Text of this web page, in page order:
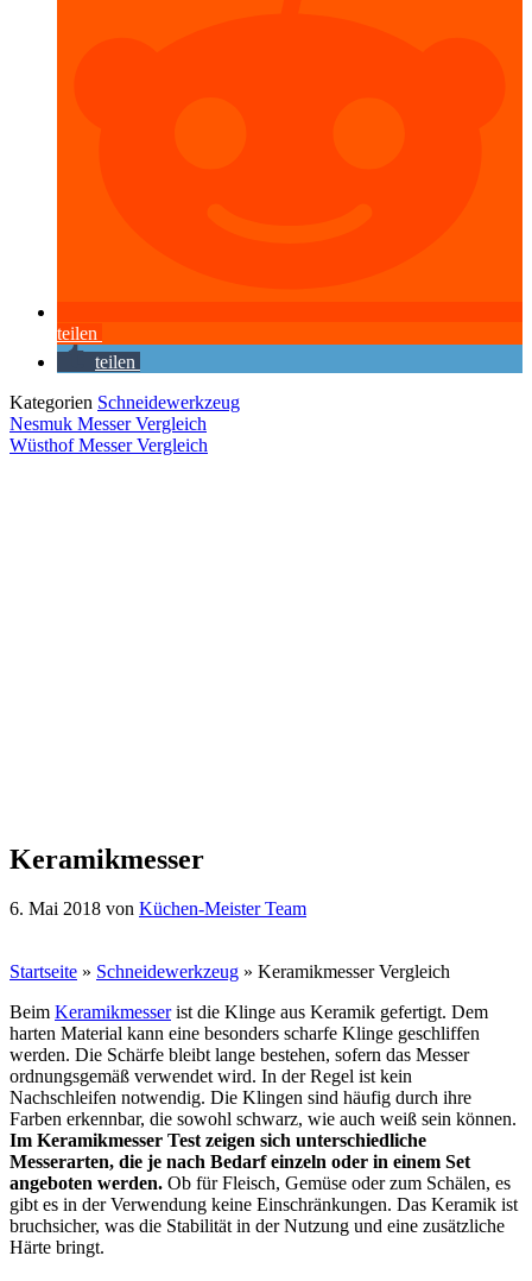
teilen
teilen
Kategorien Schneidewerkzeug
Nesmuk Messer Vergleich
Wüsthof Messer Vergleich
Keramikmesser
6. Mai 2018 von Küchen-Meister Team
Startseite » Schneidewerkzeug » Keramikmesser Vergleich
Beim Keramikmesserist die Klinge aus Keramik gefertigt. Dem
harten Material kann eine besonders scharfe Klinge geschliffen
werden. Die Schärfe bleibt lange bestehen, sofern das Messer
ordnungsgemäß verwendet wird. In der Regel ist kein
Nachschleifen notwendig. Die Klingen sind häufig durch ihre
Farben erkennbar, die sowohl schwarz, wie auch weiß sein können.
Im Keramikmesser Test zeigen sich unterschiedliche
Messerarten, die je nach Bedarf einzeln oder in einem Set
angeboten werden. Ob für Fleisch, Gemüse oder zum Schälen, es
gibt es in der Verwendung keine Einschränkungen. Das Keramik ist
bruchsicher, was die Stabilität in der Nutzung und eine zusätzliche
Härte bringt.